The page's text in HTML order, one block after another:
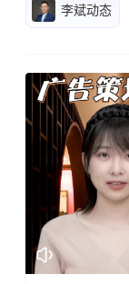
李斌动态